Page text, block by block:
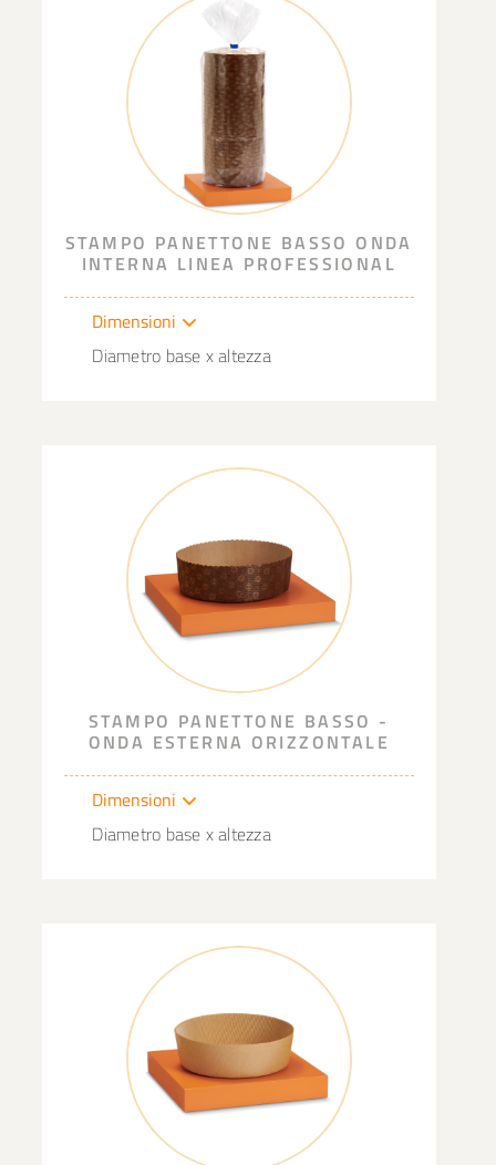
STAMPO PANETTONE BASSO ONDA
INTERNA LINEA PROFESSIONAL
Dimensioni
Diametro base x altezza
STAMPO PANETTONE BASSO -
ONDA ESTERNA ORIZZONTALE
Dimensioni
Diametro base x altezza